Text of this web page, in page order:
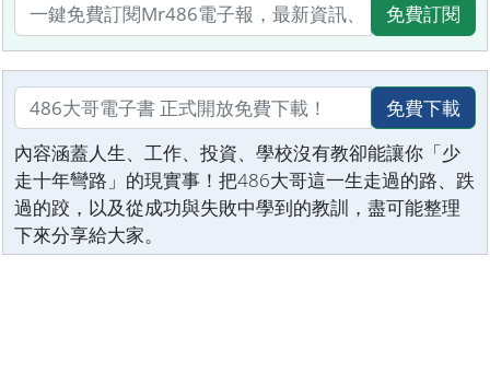
免費訂閱
免費下載
內容涵蓋人生、工作、投資、學校沒有教卻能讓你「少
走十年彎路」的現實事！把486大哥這一生走過的路、跌
過的跤，以及從成功與失敗中學到的教訓，盡可能整理
下來分享給大家。